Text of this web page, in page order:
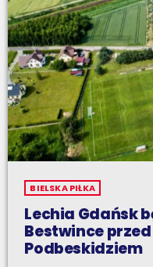
BIELSKA PIŁKA
Lechia Gdańsk
Bestwince
Podbeskidziem